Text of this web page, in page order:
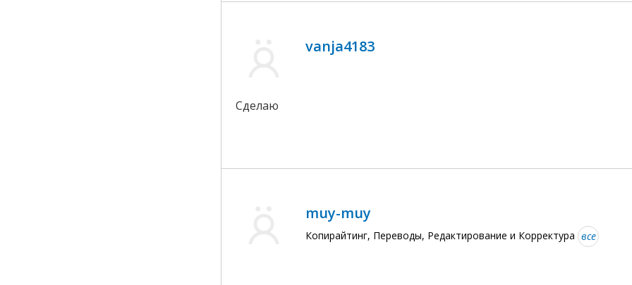
vanja4183
Сделаю
muy-muy
Копирайтинг, Переводы, Редактирование и Корректура все